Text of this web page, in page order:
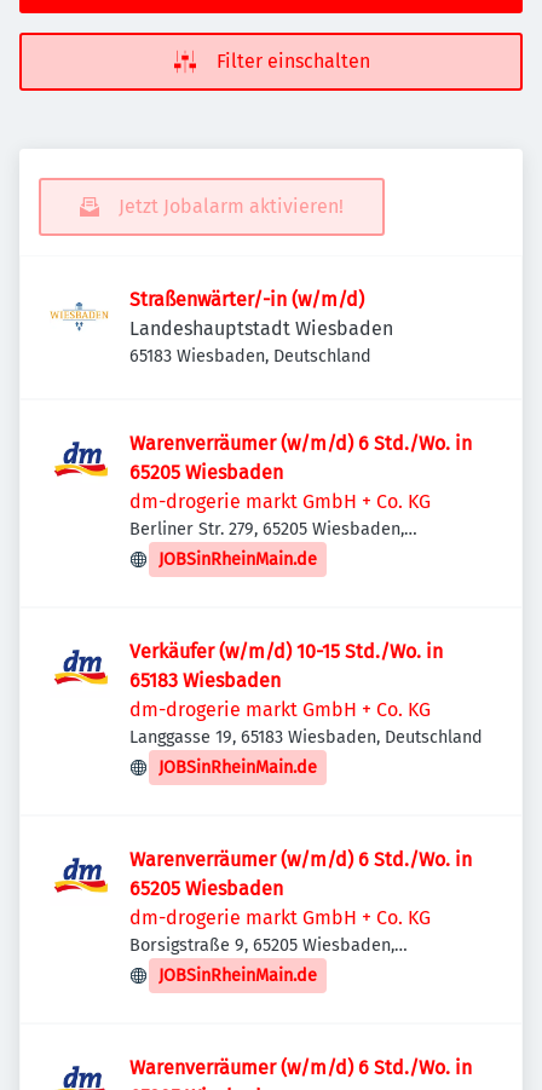
Filter einschalten
Jetzt Jobalarm aktivieren!
Straßenwärter/-in (w/m/d)
Landeshauptstadt Wiesbaden
65183 Wiesbaden, Deutschland
Warenverräumer (w/m/d) 6 Std./Wo. in
65205 Wiesbaden
dm-drogerie markt GmbH + Co. KG
Berliner Str. 279, 65205 Wiesbaden,
Deutschland
JOBSinRheinMain.de
Verkäufer (w/m/d) 10-15 Std./Wo. in
65183 Wiesbaden
dm-drogerie markt GmbH + Co. KG
Langgasse 19, 65183 Wiesbaden, Deutschland
JOBSinRheinMain.de
Warenverräumer (w/m/d) 6 Std./Wo. in
65205 Wiesbaden
dm-drogerie markt GmbH + Co. KG
Borsigstraße 9, 65205 Wiesbaden,
Deutschland
JOBSinRheinMain.de
Warenverräumer (w/m/d) 6 Std./Wo. in